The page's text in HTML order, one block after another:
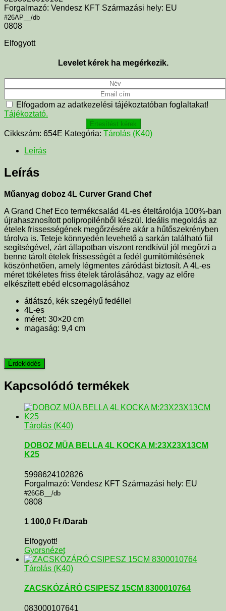
Forgalmazó: Vendesz KFT Származási hely: EU
#26AP__/db
0808
Elfogyott
Levelet kérek ha megérkezik.
Elfogadom az adatkezelési tájékoztatóban foglaltakat!
Tájékoztató.
Értesítést kérek
Cikkszám: 654E Kategória: Tárolás (K40)
Leírás
Leírás
Műanyag doboz 4L Curver Grand Chef
A Grand Chef Eco termékcsalád 4L-es ételtárolója 100%-ban
újrahasznosított polipropilénből készül. Ideális megoldás az
ételek frissességének megőrzésére akár a hűtőszekrényben
tárolva is. Teteje könnyedén levehető a sarkán található fül
segítségével, zárt állapotban viszont rendkívül jól megőrzi a
benne tárolt ételek frissességét a fedél gumitömítésének
köszönhetően, amely légmentes záródást biztosít. A 4L-es
méret tökéletes friss ételek tárolásához, vagy az előre
elkészített ebéd elcsomagolásához
átlátszó, kék szegélyű fedéllel
4L-es
méret: 30×20 cm
magaság: 9,4 cm
Kapcsolódó termékek
Tárolás (K40)
DOBOZ MÜA BELLA 4L KOCKA M:23X23X13CM
K25
5998624102826
Forgalmazó: Vendesz KFT Származási hely: EU
#26GB__/db
0808
1 100,0 Ft /Darab
Elfogyott!
Gyorsnézet
Tárolás (K40)
ZACSKÓZÁRÓ CSIPESZ 15CM 8300010764
083000107641